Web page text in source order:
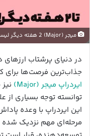
میجر (Major) 2 هفته دیگر لیست خواهد شد! (2)
در دنیای پرشتاب ارزهای
جذاب‌ترین فرصت‌ها برای
ایردراپ میجر (Major)
توانسته توجه بسیاری از
این ایردراپ با وعده
مرحله‌ای مهم نزدیک